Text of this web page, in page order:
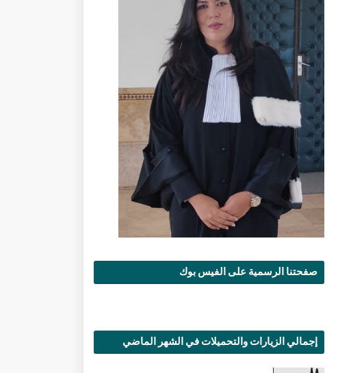
صفحتنا الرسمية على الفيس بوك
إجمالي الزيارات والتحميلات في الشهر الماضي